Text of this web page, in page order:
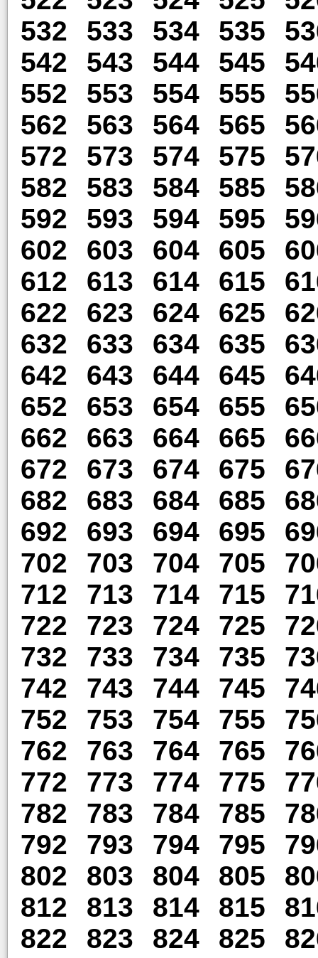
532
533 534 535
542
543 544 545
552
553 554 555
562
563 564 565
572
573 574 575
582
583 584 585
592
593 594 595
602
603 604 605
612
613 614 615
622
623 624 625
632
633 634 635
642
643 644 645
652
653 654 655
662
663 664 665
672
673 674 675
682
683 684 685
692
693 694 695
702
703 704 705
712
713 714 715
722
723 724 725
732
733 734 735
742
743 744 745
752
753 754 755
762
763 764 765
772
773 774 775
782
783 784 785
792
793 794 795
802
803 804 805
812
813 814 815
822
823 824 825